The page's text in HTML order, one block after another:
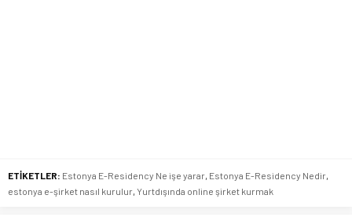
ETİKETLER: Estonya E-Residency Ne işe yarar Estonya E-Residency Nedir
estonya e-şirket nasıl kurulur Yurtdışında online şirket kurmak